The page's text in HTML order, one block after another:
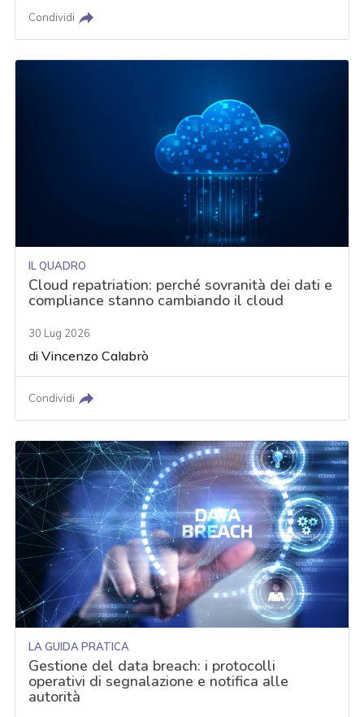
Condividi
IL QUADRO
Cloud repatriation: perché sovranità dei dati e
compliance stanno cambiando il cloud
30 Lug 2026
diVincenzo Calabrò
Condividi
LA GUIDA PRATICA
Gestione del data breach: i protocolli
operativi di segnalazione e notifica alle
autorità